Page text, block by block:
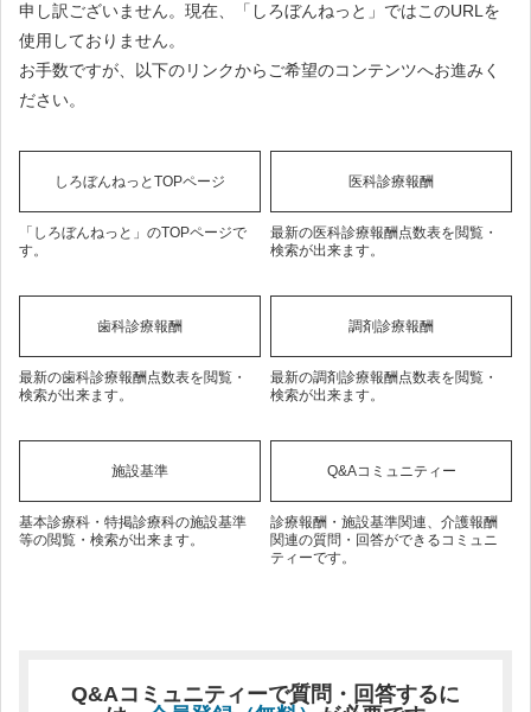
申し訳ございません。現在、「しろぼんねっと」ではこのURLを
使用しておりません。
お手数ですが、以下のリンクからご希望のコンテンツへお進みく
ださい。
しろぼんねっとTOPページ
「しろぼんねっと」のTOPページで
す。
医科診療報酬
最新の医科診療報酬点数表を閲覧・
検索が出来ます。
歯科診療報酬
最新の歯科診療報酬点数表を閲覧・
検索が出来ます。
調剤診療報酬
最新の調剤診療報酬点数表を閲覧・
検索が出来ます。
施設基準
基本診療科・特掲診療科の施設基準
等の閲覧・検索が出来ます。
Q&Aコミュニティー
診療報酬・施設基準関連、介護報酬
関連の質問・回答ができるコミュニ
ティーです。
Q&Aコミュニティーで質問・回答するに